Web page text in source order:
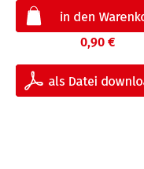
0,90 €